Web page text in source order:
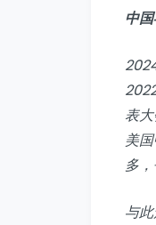
中
表
美
多
与